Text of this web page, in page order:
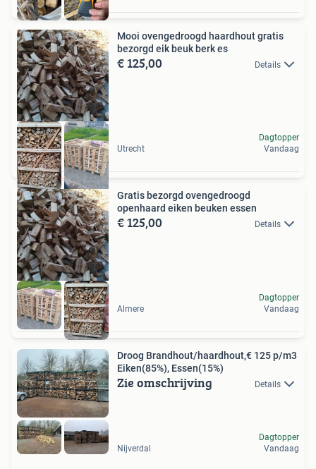
Mooi ovengedroogd haardhout gratis
bezorgd eik beuk berk es
€ 125,00 Details
Utrecht
Dagtopper
Vandaag
Gratis bezorgd ovengedroogd
openhaard eiken beuken essen
€ 125,00 Details
Almere
Dagtopper
Vandaag
Droog Brandhout/haardhout,€ 125 p/m3
Eiken(85%), Essen(15%)
Zie omschrijving Details
Nijverdal
Dagtopper
Vandaag